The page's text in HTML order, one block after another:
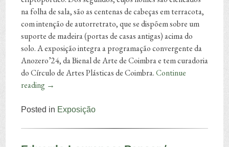
na folha de sala, são as centenas de cabeças em terracota,
com intenção de autorretrato, que se dispõem sobre um
suporte de madeira (portas de casas antigas) acima do
solo. A exposição integra a programação convergente da
Anozero’24, da Bienal de Arte de Coimbra e tem curadoria
do Círculo de Artes Plásticas de Coimbra.Continue
reading →
Posted in Exposição